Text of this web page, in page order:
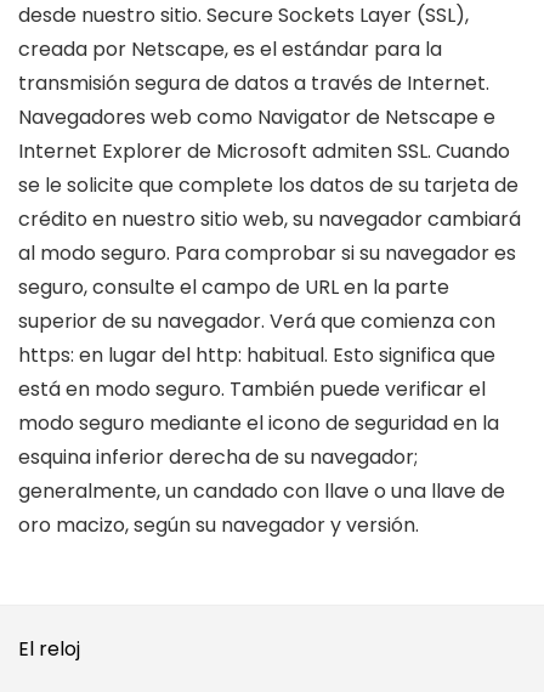
desde nuestro sitio. Secure Sockets Layer (SSL),
creada por Netscape, es el estándar para la
transmisión segura de datos a través de Internet.
Navegadores web como Navigator de Netscape e
Internet Explorer de Microsoft admiten SSL. Cuando
se le solicite que complete los datos de su tarjeta de
crédito en nuestro sitio web, su navegador cambiará
al modo seguro. Para comprobar si su navegador es
seguro, consulte el campo de URL en la parte
superior de su navegador. Verá que comienza con
https: en lugar del http: habitual. Esto significa que
está en modo seguro. También puede verificar el
modo seguro mediante el icono de seguridad en la
esquina inferior derecha de su navegador;
generalmente, un candado con llave o una llave de
oro macizo, según su navegador y versión.
El reloj